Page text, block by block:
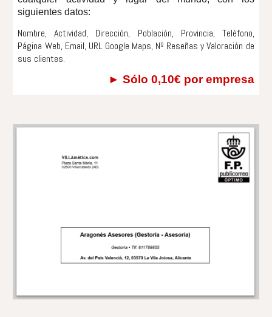
siguientes datos:
Nombre, Actividad, Dirección, Población, Provincia, Teléfono,
Página Web, Email, URL Google Maps, Nº Reseñas y Valoración de
sus clientes.
► Sólo 0,10€ porempresa